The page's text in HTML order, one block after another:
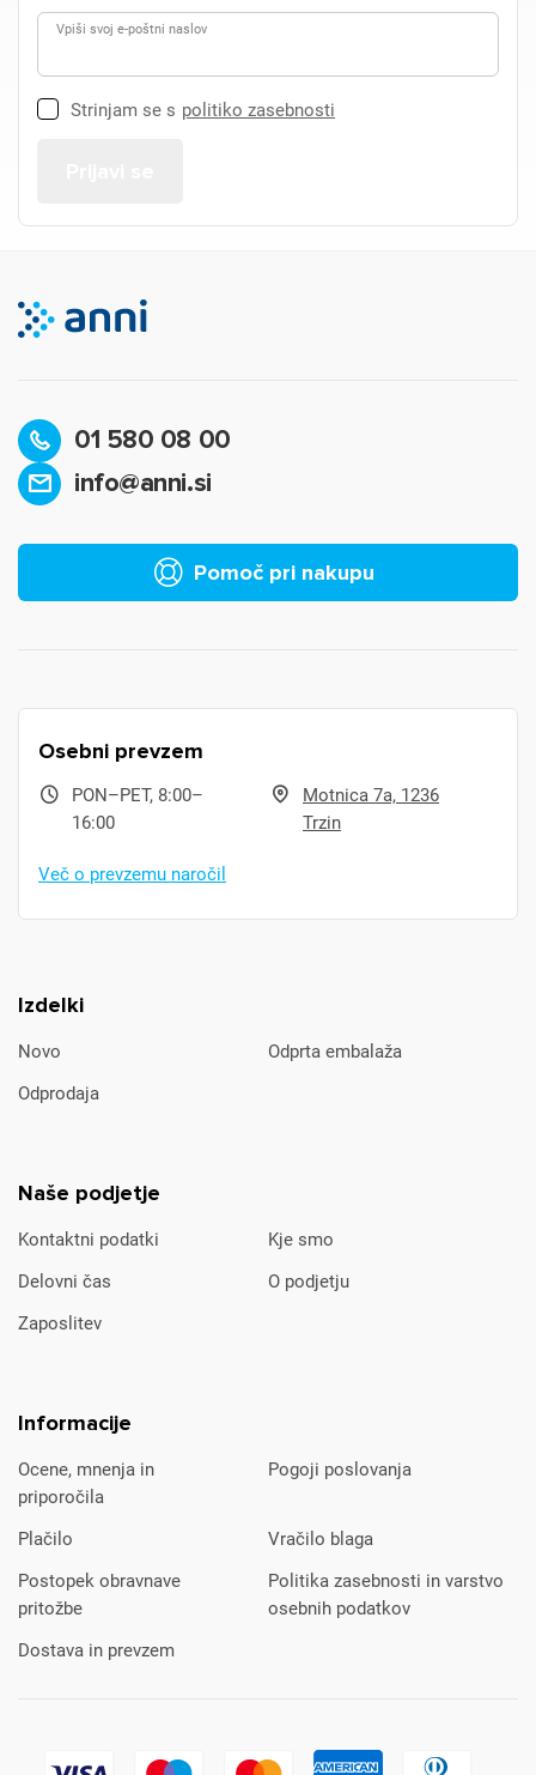
Vpiši svoj e-poštni naslov
Strinjam se s politiko zasebnosti
01 580 08 00
info@anni.si
Pomoč pri nakupu
Izdelki
Novo
Odprta embalaža
Odprodaja
Naše podjetje
Kontaktni podatki
Kje smo
Delovni čas
O podjetju
Zaposlitev
Informacije
Ocene, mnenja in
priporočila
Pogoji poslovanja
Plačilo
Vračilo blaga
Postopek obravnave
pritožbe
Politika zasebnosti in varstvo
osebnih podatkov
Dostava in prevzem
Osebni prevzem
PON–PET, 8:00–
16:00
Motnica 7a, 1236
Trzin
Več o prevzemu naročil